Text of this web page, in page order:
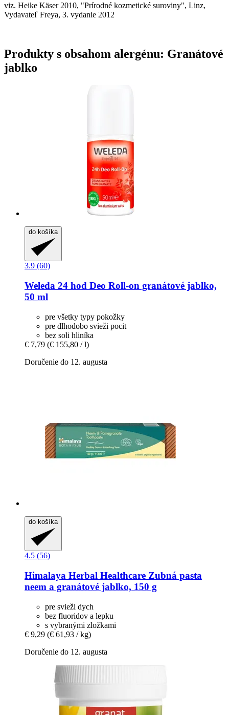
viz. Heike Käser 2010, "Prírodné kozmetické suroviny", Linz,
Vydavateľ Freya, 3. vydanie 2012
Produkty s obsahom alergénu: Granátové
jablko
do košíka
3.9 (60)
Weleda 24 hod Deo Roll-​on granátové jablko,
50 ml
pre všetky typy pokožky
pre dlhodobo svieži pocit
bez soli hliníka
€ 7,79 (€ 155,80 / l)
Doručenie do 12. augusta
do košíka
4.5 (56)
Himalaya Herbal Healthcare Zubná pasta
neem a granátové jablko, 150 g
pre svieži dych
bez fluoridov a lepku
s vybranými zložkami
€ 9,29 (€ 61,93 / kg)
Doručenie do 12. augusta